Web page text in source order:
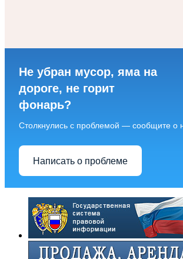
Не убран мусор, яма на
дороге, не горит
фонарь?
Столкнулись с проблемой — сообщите о
Написать о проблеме